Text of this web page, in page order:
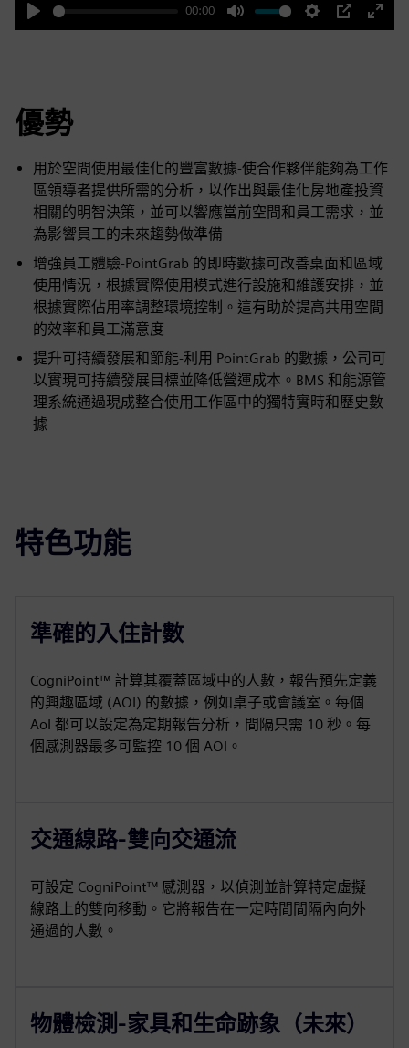
Play
00:00
Mute Settings
PIP
Enter
優勢
用於空間使用最佳化的豐富數據-使合作夥伴能夠為工作
區領導者提供所需的分析，以作出與最佳化房地產投資
相關的明智決策，並可以響應當前空間和員工需求，並
為影響員工的未來趨勢做準備
增強員工體驗-PointGrab 的即時數據可改善桌面和區域
使用情況，根據實際使用模式進行設施和維護安排，並
根據實際佔用率調整環境控制。這有助於提高共用空間
的效率和員工滿意度
提升可持續發展和節能-利用 PointGrab 的數據，公司可
以實現可持續發展目標並降低營運成本。BMS 和能源管
理系統通過現成整合使用工作區中的獨特實時和歷史數
據
特色功能
準確的入住計數
CogniPoint™ 計算其覆蓋區域中的人數，報告預先定義
的興趣區域 (AOI) 的數據，例如桌子或會議室。每個
AoI 都可以設定為定期報告分析，間隔只需 10 秒。每
個感測器最多可監控 10 個 AOI。
交通線路-雙向交通流
可設定 CogniPoint™ 感測器，以偵測並計算特定虛擬
線路上的雙向移動。它將報告在一定時間間隔內向外
通過的人數。
物體檢測-家具和生命跡象（未來）